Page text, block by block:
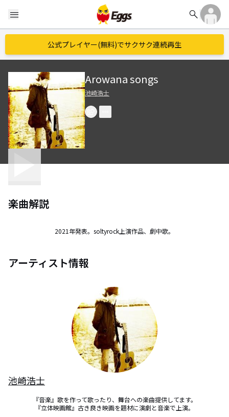
menu search
公式プレイヤー(無料)でサクサク連続再生
Arowana songs
池崎浩士
楽曲解説
2021年発表。soltyrock上演作品、劇中歌。
アーティスト情報
池崎浩士
『音楽』歌を作って歌ったり、舞台への楽曲提供してます。
『立体映画館』古き良き映画を題材に演劇と音楽で上演。